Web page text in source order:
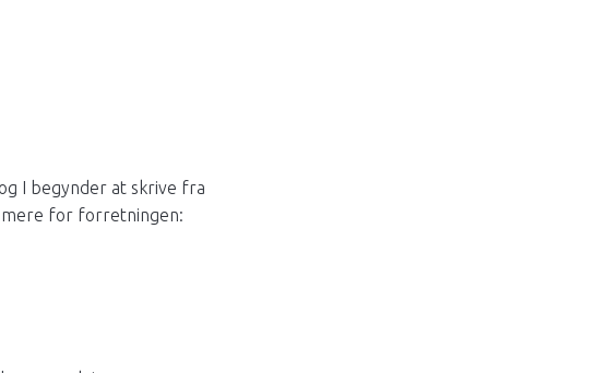
I begynder at skrive fra
mere for forretningen: